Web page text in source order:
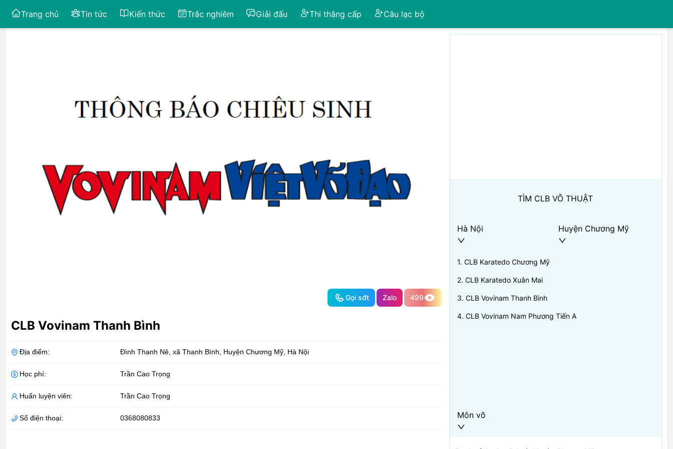
Trang chủ Tin tức Kiến thức Trắc nghiêm Giải đấu Thi thăng cấp Câu lạc bộ
Gọi sđt Zalo 499
CLB Vovinam Thanh Bình
Địa điểm: Đình Thanh Nê, xã Thanh Bình, Huyện Chương Mỹ, Hà Nội
Học phí: Trần Cao Trọng
Huấn luyện viên: Trần Cao Trọng
Số điện thoại: 0368080833
TÌM CLB VÕ THUẬT
Hà Nội Huyện Chương Mỹ
1. CLB Karatedo Chương Mỹ
2. CLB Karatedo Xuân Mai
3. CLB Vovinam Thanh Bình
4. CLB Vovinam Nam Phương Tiến A
Môn võ